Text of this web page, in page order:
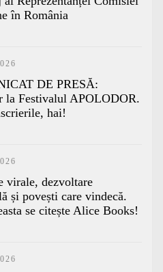
în România
DE PRESĂ:
la Festivalul APOLODOR.
hai!
virale, dezvoltare
și povești care vindecă.
se citește Alice Books!